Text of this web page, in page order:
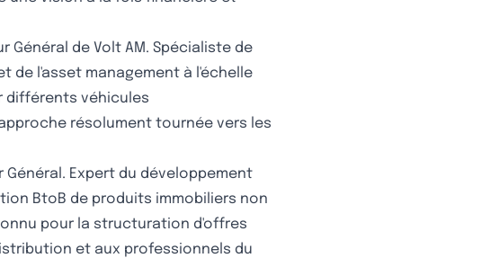
Général de Volt AM. Spécialiste de
de l'asset management à l'échelle
différents véhicules
résolument tournée vers les
Général. Expert du développement
BtoB de produits immobiliers non
pour la structuration d'offres
et aux professionnels du